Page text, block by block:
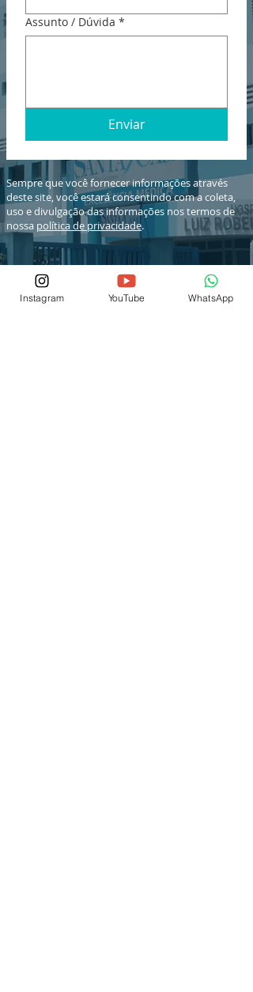
Assunto / Dúvida *
Enviar
Sempre que você fornecer informações através
deste site, você estará consentindo com a coleta,
uso e divulgação das informações nos termos de
nossa política de privacidade.
Instagram YouTube WhatsApp